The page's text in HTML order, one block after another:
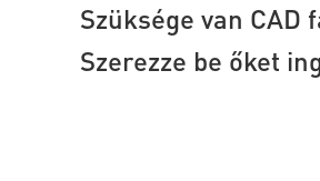
Szüksége van
Szerezze be őket